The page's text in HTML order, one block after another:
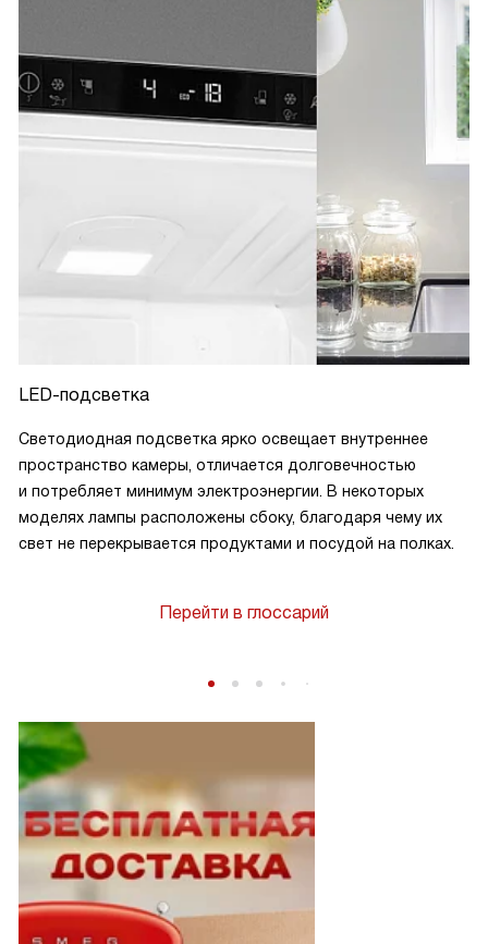
LED-подсветка
Светодиодная подсветка ярко освещает внутреннее
пространство камеры, отличается долговечностью
и потребляет минимум электроэнергии. В некоторых
моделях лампы расположены сбоку, благодаря чему их
свет не перекрывается продуктами и посудой на полках.
Перейти в глоссарий